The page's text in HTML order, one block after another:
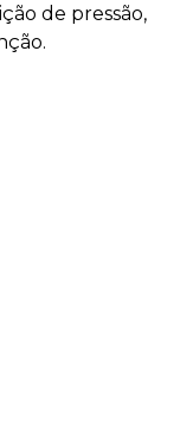
de pressão,